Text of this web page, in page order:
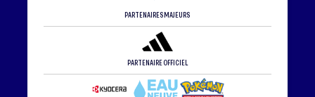
PARTENAIRES MAJEURS
PARTENAIRE OFFICIEL